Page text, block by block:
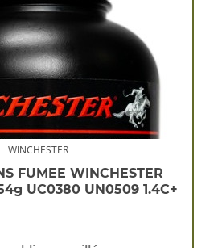
WINCHESTER
FUMEE WINCHESTER
UC0380 UN0509 1.4C+